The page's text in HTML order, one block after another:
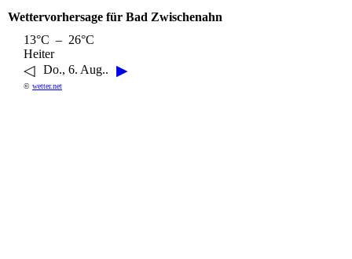
Wettervorhersage für Bad Zwischenahn
13°C – 26°C
Heiter
◁ Do., 6. Aug.. ▶
© wetter.net